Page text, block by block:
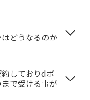
どうなるのか
しておりdポ
で受ける事が